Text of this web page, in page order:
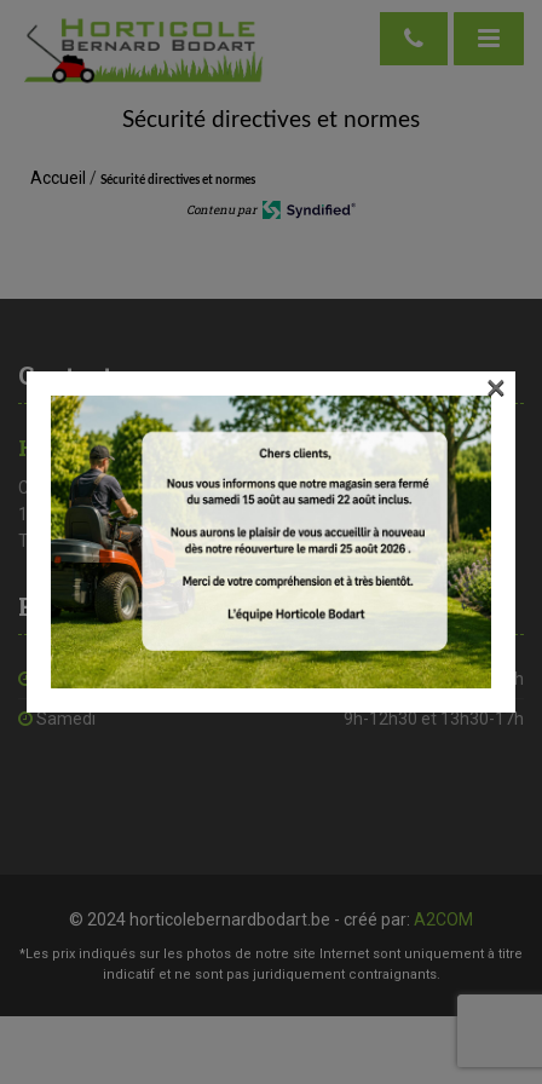
Sécurité directives et normes
Accueil / Sécurité directives et normes
Contenu par
Contactez-nous
HORTICOLE BERNARD BODART
Chaussée de Nivelles 35A
1461 Haut – Ittre
Tél : 02/366 37 71
Heures d’ouverture
De mardi à vendredi 8h30-12h30 et 13h30-18h
Samedi 9h-12h30 et 13h30-17h
© 2024 horticolebernardbodart.be - créé par: A2COM
*Les prix indiqués sur les photos de notre site Internet sont uniquement à titre
indicatif et ne sont pas juridiquement contraignants.
×